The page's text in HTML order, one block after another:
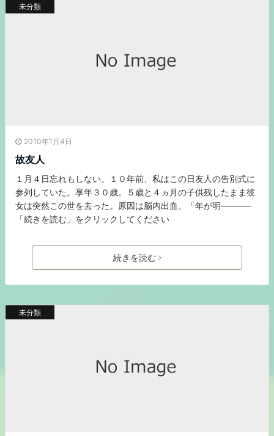
未分類
2010年1月4日
故友人
１月４日忘れもしない。１０年前、私はこの日友人の告別式に
参列していた。享年３０歳。５歳と４ヵ月の子供残したまま彼
女は突然この世を去った。原因は脳内出血。「年が明———–
「続きを読む」をクリックしてください
続きを読む
未分類